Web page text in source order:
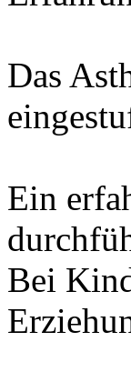
Das
Ein
Bei